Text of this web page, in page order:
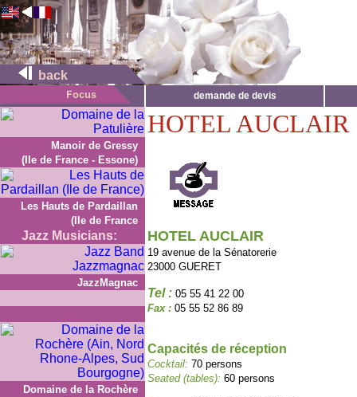
back
demande de devis
Manoir de Gressy
(Ile de France - Essone)
Les Hauts de Pardaillan
(Ile de France
Jazz Musicians:
JazzMagnac
Domaine de la Rochère
HOTEL AUCLAIR
HOTEL AUCLAIR
19 avenue de la Sénatorerie
23000 GUERET
Tel : 05 55 41 22 00
Fax : 05 55 52 86 89
Capacités de réception
Cocktail: 70 persons
Seated (tables): 60 persons